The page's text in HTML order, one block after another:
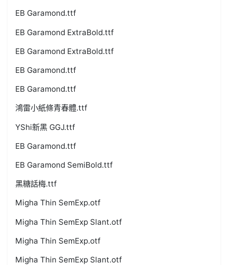
EB Garamond.ttf
EB Garamond ExtraBold.ttf
EB Garamond ExtraBold.ttf
EB Garamond.ttf
EB Garamond.ttf
鴻雷小紙條青春體.ttf
YShi新黑 GGJ.ttf
EB Garamond.ttf
EB Garamond SemiBold.ttf
黑糖話梅.ttf
Migha Thin SemExp.otf
Migha Thin SemExp Slant.otf
Migha Thin SemExp.otf
Migha Thin SemExp Slant.otf